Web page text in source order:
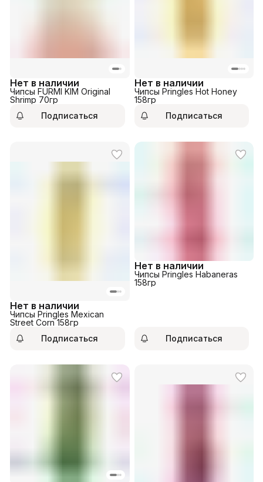
Нет в наличии
Чипсы FURMI KIM Original
Shrimp 70гр
Подписаться
Нет в наличии
Чипсы Pringles Hot Honey
158гр
Подписаться
Нет в наличии
Чипсы Pringles Mexican
Street Corn 158гр
Подписаться
Нет в наличии
Чипсы Pringles Habaneras
158гр
Подписаться